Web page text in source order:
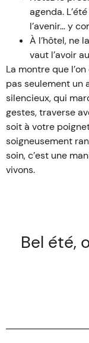
agenda.
l’avenir… y
À l’hôtel, ne
vaut l’avoir
La montre que
pas seulement un
silencieux, qui
gestes, traverse
soit à votre
soigneusement
soin, c’est une
vivons.
Bel été,